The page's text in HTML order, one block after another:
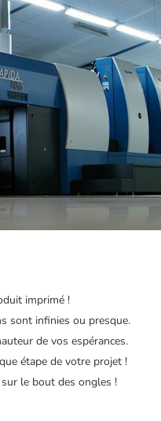
imprimé !
sont infinies ou presque.
de vos espérances.
étape de votre projet !
le bout des ongles !